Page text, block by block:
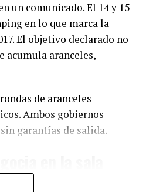
un comunicado. El 14 y 15
en lo que marca la
El objetivo declarado no
acumula aranceles,
de aranceles
Ambos gobiernos
garantías de salida.